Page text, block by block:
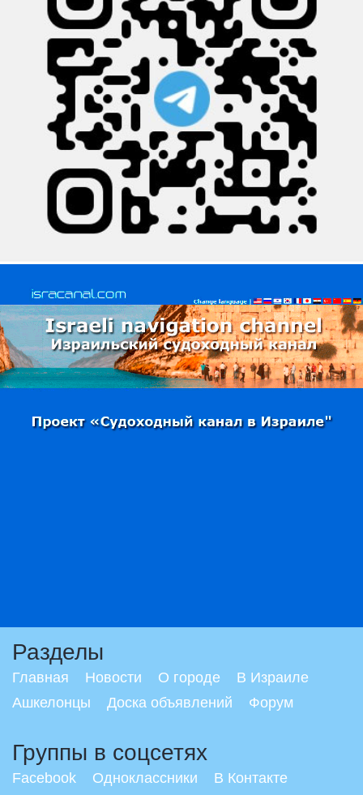
Разделы
Главная Новости О городе
В Израиле
Ашкелонцы
Доска объявлений Форум
Группы в соцсетях
Facebook Одноклассники
В Контакте